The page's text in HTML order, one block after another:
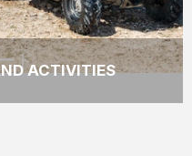
ドACTIVITIES